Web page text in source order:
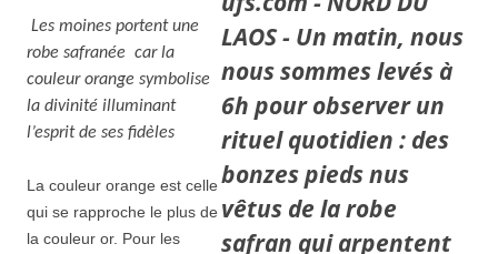
Les moines portent une
robe safranée car la
couleur orange symbolise
la divinité illuminant
l’esprit de ses fidèles
La couleur orange est celle
qui se rapproche le plus de
la couleur or. Pour les